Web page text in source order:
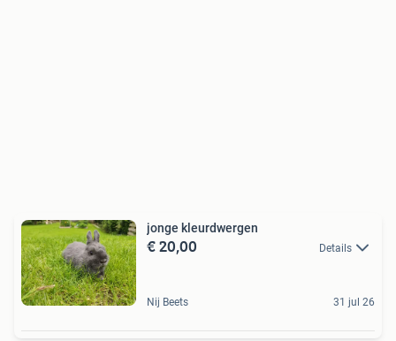
jonge kleurdwergen
€ 20,00 Details
Nij Beets 31 jul 26